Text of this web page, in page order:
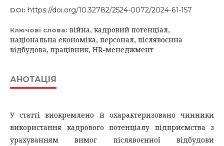
DOI: https://doi.org/10.32782/2524-0072/2024-61-157
Ключові слова: війна, кадровий потенціал,
національна економіка, персонал, післявоєнна
відбудова, працівник, HR-менеджмент
АНОТАЦІЯ
У статті виокремлено й охарактеризовано чинники
використання кадрового потенціалу підприємства з
урахуванням вимог післявоєнної відбудови